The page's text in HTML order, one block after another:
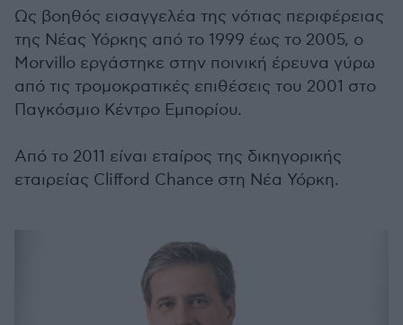
Ως βοηθός εισαγγελέα της νότιας περιφέρειας
της Νέας Υόρκης από το 1999 έως το 2005, ο
Morvillo εργάστηκε στην ποινική έρευνα γύρω
από τις τρομοκρατικές επιθέσεις του 2001 στο
Παγκόσμιο Κέντρο Εμπορίου.
Από το 2011 είναι εταίρος της δικηγορικής
εταιρείας Clifford Chance στη Νέα Υόρκη.